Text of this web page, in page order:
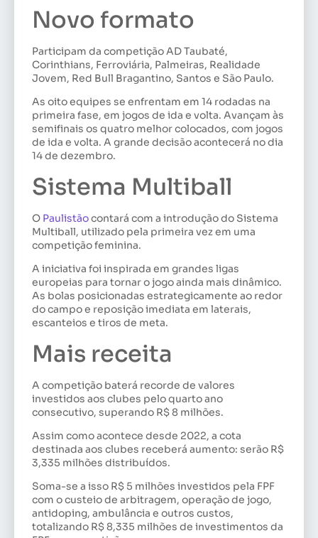
Novo formato
Participam da competição AD Taubaté,
Corinthians, Ferroviária, Palmeiras, Realidade
Jovem, Red Bull Bragantino, Santos e São Paulo.
As oito equipes se enfrentam em 14 rodadas na
primeira fase, em jogos de ida e volta. Avançam às
semifinais os quatro melhor colocados, com jogos
de ida e volta. A grande decisão acontecerá no dia
14 de dezembro.
Sistema Multiball
O Paulistãocontará com a introdução do Sistema
Multiball, utilizado pela primeira vez em uma
competição feminina.
A iniciativa foi inspirada em grandes ligas
europeias para tornar o jogo ainda mais dinâmico.
As bolas posicionadas estrategicamente ao redor
do campo e reposição imediata em laterais,
escanteios e tiros de meta.
Mais receita
A competição baterá recorde de valores
investidos aos clubes pelo quarto ano
consecutivo, superando R$ 8 milhões.
Assim como acontece desde 2022, a cota
destinada aos clubes receberá aumento: serão R$
3,335 milhões distribuídos.
Soma-se a isso R$ 5 milhões investidos pela FPF
com o custeio de arbitragem, operação de jogo,
antidoping, ambulância e outros custos,
totalizando R$ 8,335 milhões de investimentos da